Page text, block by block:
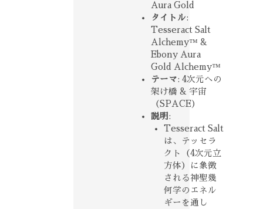
Aura Gold
タイトル:
Tesseract Salt
Alchemy™ &
Ebony Aura
Gold Alchemy™
テーマ: 4次元への
架け橋 & 宇宙
（SPACE）
説明 :
Tesseract Salt
は、テッセラ
クト（4次元立
方体）に象徴
される神聖幾
何学のエネル
ギーを通し